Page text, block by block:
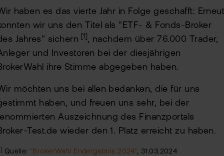
haben es das vierte Jahr in Folge geschafft:
wir uns den Titel als "ETF- & Fonds-Broker
Jahres" sichern [1] , nachdem über 76.000 Trader,
und Investoren bei der diesjährigen
ihre Stimme abgegeben haben.
möchten uns bei allen bedanken, die für uns
haben, und freuen uns sehr, bei der
Auszeichnung des Finanzportals
Test.de wieder den 1. Platz erreicht zu haben.
Quelle: "BrokerWahl Endergebnis 2024", 31.03.2024